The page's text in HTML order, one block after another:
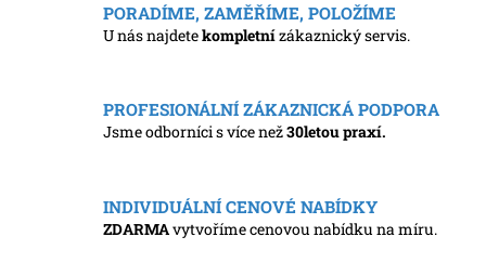
PORADÍME, ZAMĚŘÍME, POLOŽÍME
U nás najdetekompletnízákaznický servis.
PROFESIONÁLNÍ ZÁKAZNICKÁ PODPORA
Jsme odborníci s více než30letou praxí.
INDIVIDUÁLNÍ CENOVÉ NABÍDKY
ZDARMAvytvoříme cenovou nabídku na míru.